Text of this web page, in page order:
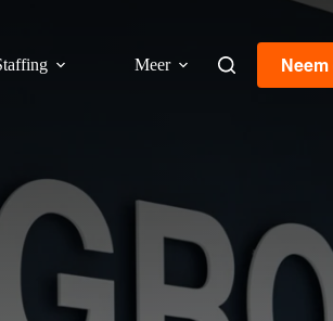
Meer